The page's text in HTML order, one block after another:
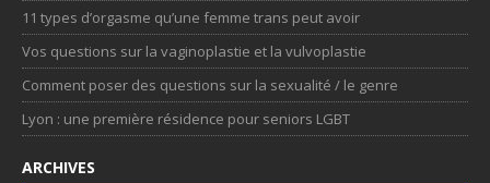
11 types d’orgasme qu’une femme trans peut avoir
Vos questions sur la vaginoplastie et la vulvoplastie
Comment poser des questions sur la sexualité / le genre
Lyon : une première résidence pour seniors LGBT
ARCHIVES